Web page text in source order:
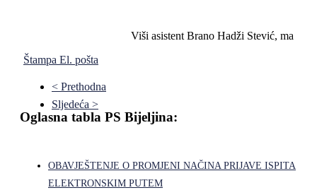
Viši asistent Brano Hadži Stević, ma
Štampa El. pošta
< Prethodna
Sljedeća >
Oglasna tabla PS Bijeljina:
OBAVJEŠTENJE O PROMJENI NAČINA PRIJAVE ISPITA
ELEKTRONSKIM PUTEM